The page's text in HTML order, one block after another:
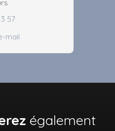
57
mail
également